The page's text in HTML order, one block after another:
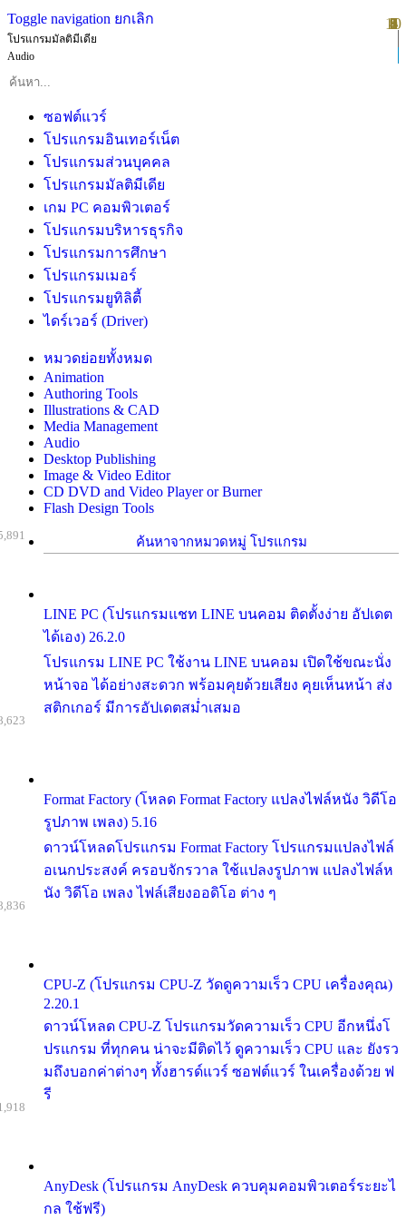
Toggle navigation ยกเลิก
โปรแกรมมัลติมีเดีย
Audio
ซอฟต์แวร์
โปรแกรมอินเทอร์เน็ต
โปรแกรมส่วนบุคคล
โปรแกรมมัลติมีเดีย
เกม PC คอมพิวเตอร์
โปรแกรมบริหารธุรกิจ
โปรแกรมการศึกษา
โปรแกรมเมอร์
โปรแกรมยูทิลิตี้
ไดร์เวอร์ (Driver)
หมวดย่อยทั้งหมด
Animation
Authoring Tools
Illustrations & CAD
Media Management
Audio
Desktop Publishing
Image & Video Editor
CD DVD and Video Player or Burner
Flash Design Tools
ค้นหาจากหมวดหมู่ โปรแกรม
LINE PC (โปรแกรมแชท LINE บนคอม ติดตั้งง่าย อัปเดต
ได้เอง) 26.2.0
โปรแกรม LINE PC ใช้งาน LINE บนคอม เปิดใช้ขณะนั่ง
หน้าจอ ได้อย่างสะดวก พร้อมคุยด้วยเสียง คุยเห็นหน้า ส่ง
สติกเกอร์ มีการอัปเดตสม่ำเสมอ
Format Factory (โหลด Format Factory แปลงไฟล์หนัง วิดีโอ
รูปภาพ เพลง) 5.16
ดาวน์โหลดโปรแกรม Format Factory โปรแกรมแปลงไฟล์
อเนกประสงค์ ครอบจักรวาล ใช้แปลงรูปภาพ แปลงไฟล์ห
นัง วิดีโอ เพลง ไฟล์เสียงออดิโอ ต่าง ๆ
CPU-Z (โปรแกรม CPU-Z วัดดูความเร็ว CPU เครื่องคุณ)
2.20.1
ดาวน์โหลด CPU-Z โปรแกรมวัดความเร็ว CPU อีกหนึ่งโ
ปรแกรม ที่ทุกคน น่าจะมีติดไว้ ดูความเร็ว CPU และ ยังรว
มถึงบอกค่าต่างๆ ทั้งฮารด์แวร์ ซอฟต์แวร์ ในเครื่องด้วย ฟ
รี
AnyDesk (โปรแกรม AnyDesk ควบคุมคอมพิวเตอร์ระยะไ
กล ใช้ฟรี)
1
2
3
4
5
6
7
8
9
10